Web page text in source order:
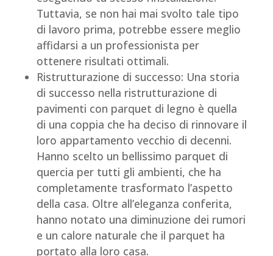
Tuttavia, se non hai mai svolto tale tipo
di lavoro prima, potrebbe essere meglio
affidarsi a un professionista per
ottenere risultati ottimali.
Ristrutturazione di successo: Una storia
di successo nella ristrutturazione di
pavimenti con parquet di legno è quella
di una coppia che ha deciso di rinnovare il
loro appartamento vecchio di decenni.
Hanno scelto un bellissimo parquet di
quercia per tutti gli ambienti, che ha
completamente trasformato l’aspetto
della casa. Oltre all’eleganza conferita,
hanno notato una diminuzione dei rumori
e un calore naturale che il parquet ha
portato alla loro casa.